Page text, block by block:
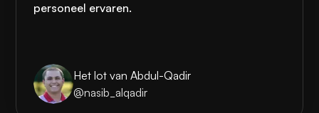
personeel ervaren.
Het lot van Abdul-Qadir
@nasib_alqadir